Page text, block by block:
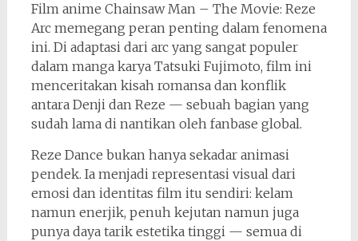
Film anime Chainsaw Man – The Movie: Reze
Arc memegang peran penting dalam fenomena
ini. Di adaptasi dari arc yang sangat populer
dalam manga karya Tatsuki Fujimoto, film ini
menceritakan kisah romansa dan konflik
antara Denji dan Reze — sebuah bagian yang
sudah lama di nantikan oleh fanbase global.
Reze Dance bukan hanya sekadar animasi
pendek. Ia menjadi representasi visual dari
emosi dan identitas film itu sendiri: kelam
namun enerjik, penuh kejutan namun juga
punya daya tarik estetika tinggi — semua di